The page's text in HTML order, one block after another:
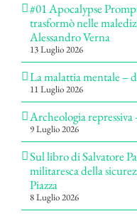
#01 Apocalypse
trasformò nelle
Alessandro Verna
13 Luglio 2026
La malattia mentale –
11 Luglio 2026
Archeologia
9 Luglio 2026
Sul libro di Salvatore
militaresca della
Piazza
8 Luglio 2026